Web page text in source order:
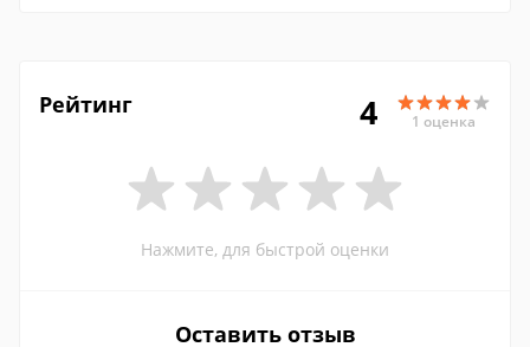
Рейтинг 4 1 оценка
Нажмите, для быстрой оценки
Оставить отзыв